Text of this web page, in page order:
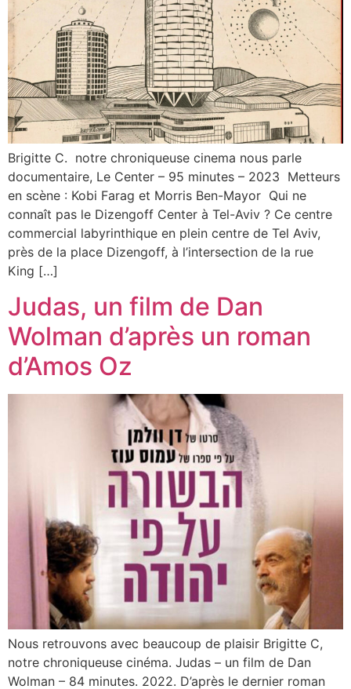
Brigitte C. notre chroniqueuse cinema nous parle
documentaire, Le Center – 95 minutes – 2023 Metteurs
en scène : Kobi Farag et Morris Ben-Mayor Qui ne
connaît pas le Dizengoff Center à Tel-Aviv ? Ce centre
commercial labyrinthique en plein centre de Tel Aviv,
près de la place Dizengoff, à l’intersection de la rue
King […]
Judas, un film de Dan
Wolman d’après un roman
d’Amos Oz
Nous retrouvons avec beaucoup de plaisir Brigitte C,
notre chroniqueuse cinéma. Judas – un film de Dan
Wolman – 84 minutes. 2022. D’après le dernier roman